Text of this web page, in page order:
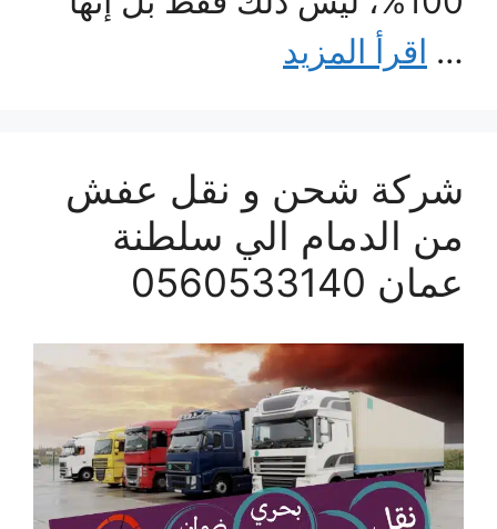
… اقرأ المزيد
شركة شحن و نقل عفش
من الدمام الي سلطنة
عمان 0560533140